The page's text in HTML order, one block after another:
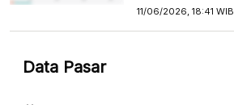
11/06/2026, 18:41 WIB
Data Pasar